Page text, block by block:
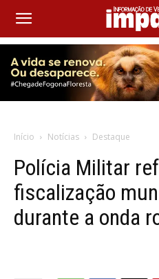
Início Notícias Destaque
Polícia Militar
fiscalização
durante a onda